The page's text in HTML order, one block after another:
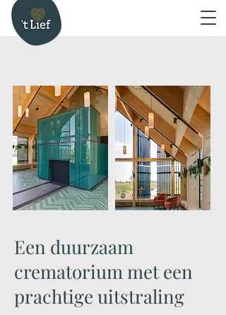
Een duurzaam
crematorium met een
prachtige uitstraling